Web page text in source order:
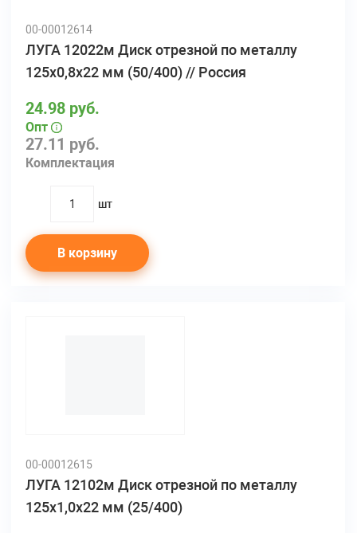
00-00012614
ЛУГА 12022м Диск отрезной по металлу
125х0,8х22 мм (50/400) // Россия
27.11 руб.
Комплектация
24.98 руб.
Опт
quantity
шт
В корзину
00-00012615
ЛУГА 12102м Диск отрезной по металлу
125х1,0х22 мм (25/400)